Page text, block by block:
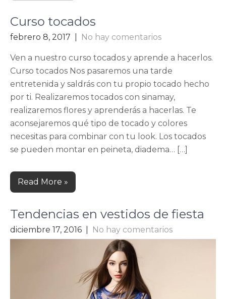
Curso tocados
febrero 8, 2017 No hay comentarios
Ven a nuestro curso tocados y aprende a hacerlos.
Curso tocados Nos pasaremos una tarde
entretenida y saldrás con tu propio tocado hecho
por ti. Realizaremos tocados con sinamay,
realizaremos flores y aprenderás a hacerlas. Te
aconsejaremos qué tipo de tocado y colores
necesitas para combinar con tu look. Los tocados
se pueden montar en peineta, diadema… […]
Read More »
Tendencias en vestidos de fiesta
diciembre 17, 2016 No hay comentarios